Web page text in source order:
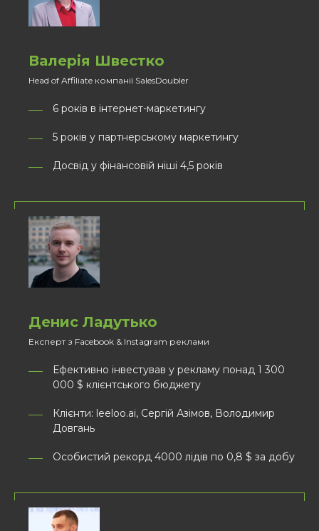
Валерія Швестко
Head of Affiliate компанії SalesDoubler
6 років в інтернет-маркетингу
5 років у партнерському маркетингу
Досвід у фінансовій ніші 4,5 років
Денис Ладутько
Експерт з Facebook & Instagram реклами
Ефективно інвестував у рекламу понад 1 300
000 $ клієнтського бюджету
Клієнти: leeloo.ai, Сергій Азімов, Володимир
Довгань
Особистий рекорд 4000 лідів по 0,8 $ за добу